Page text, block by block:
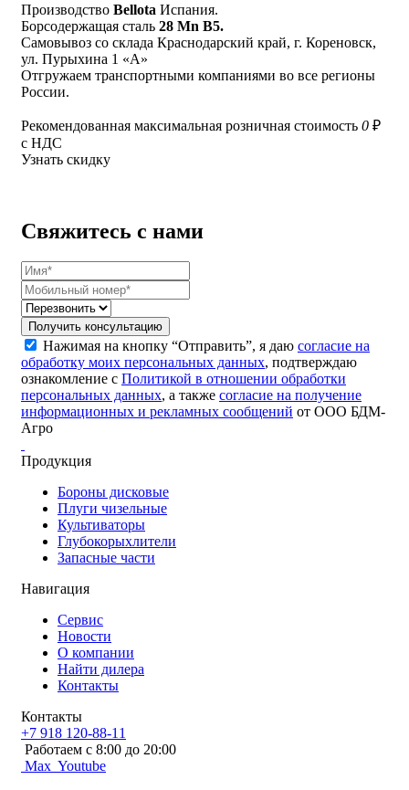
Производство Bellota Испания.
Борсодержащая сталь 28 Mn B5.
Самовывоз со склада Краснодарский край, г. Кореновск,
ул. Пурыхина 1 «А»
Отгружаем транспортными компаниями во все регионы
России.
Рекомендованная максимальная розничная стоимость 0 ₽
с НДС
Узнать скидку
Свяжитесь с нами
Получить консультацию
Нажимая на кнопку “Отправить”, я даю согласие на
обработку моих персональных данных, подтверждаю
ознакомление с Политикой в отношении обработки
персональных данных, а также согласие на получение
информационных и рекламных сообщений от ООО БДМ-
Агро
Продукция
Бороны дисковые
Плуги чизельные
Культиваторы
Глубокорыхлители
Запасные части
Навигация
Сервис
Новости
О компании
Найти дилера
Контакты
Контакты
+7 918 120-88-11
Работаем c 8:00 до 20:00
Max Youtube